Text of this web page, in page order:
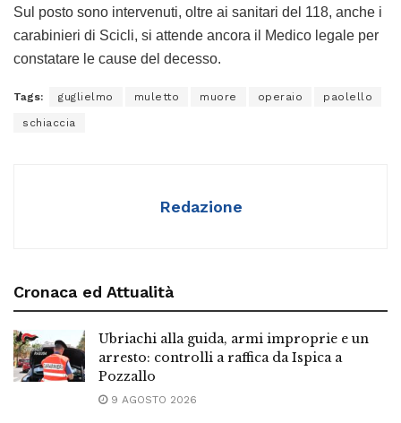
Sul posto sono intervenuti, oltre ai sanitari del 118, anche i
carabinieri di Scicli, si attende ancora il Medico legale per
constatare le cause del decesso.
Tags: guglielmo muletto muore operaio paolello
schiaccia
Redazione
Cronaca ed Attualità
Ubriachi alla guida, armi improprie e un
arresto: controlli a raffica da Ispica a
Pozzallo
9 AGOSTO 2026